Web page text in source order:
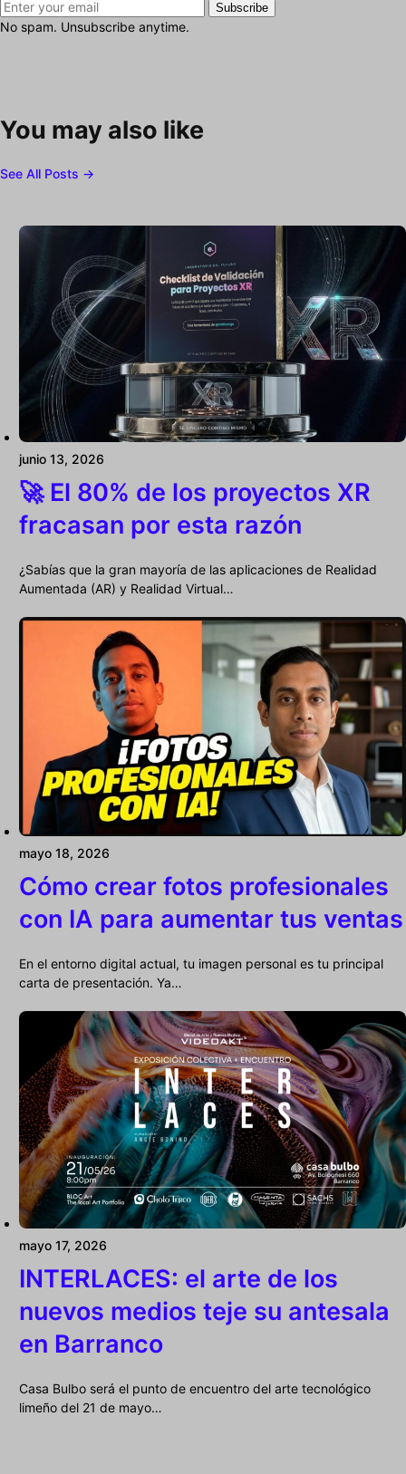
Subscribe
No spam. Unsubscribe anytime.
You may also like
See All Posts →
junio 13, 2026
🚀 El 80% de los proyectos XR
fracasan por esta razón
¿Sabías que la gran mayoría de las aplicaciones de Realidad
Aumentada (AR) y Realidad Virtual…
mayo 18, 2026
Cómo crear fotos profesionales
con IA para aumentar tus ventas
En el entorno digital actual, tu imagen personal es tu principal
carta de presentación. Ya…
mayo 17, 2026
INTERLACES: el arte de los
nuevos medios teje su antesala
en Barranco
Casa Bulbo será el punto de encuentro del arte tecnológico
limeño del 21 de mayo…